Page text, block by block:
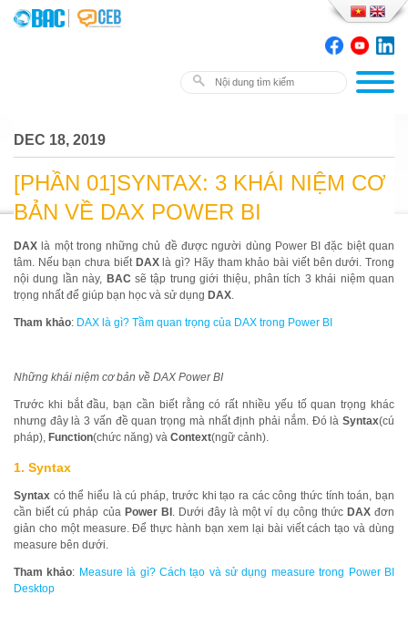
DEC 18, 2019
[PHẦN 01]SYNTAX: 3 KHÁI NIỆM CƠ
BẢN VỀ DAX POWER BI
DAX là một trong những chủ đề được người dùng Power BI đặc biệt quan
tâm. Nếu bạn chưa biết DAX là gì? Hãy tham khảo bài viết bên dưới. Trong
nội dung lần này, BACsẽ tập trung giới thiệu, phân tích 3 khái niệm quan
trọng nhất để giúp bạn học và sử dụng DAX.
Tham khảo: DAX là gì? Tầm quan trọng của DAX trong Power BI
Những khái niệm cơ bản về DAX Power BI
Trước khi bắt đầu, bạn cần biết rằng có rất nhiều yếu tố quan trọng khác
nhưng đây là 3 vấn đề quan trọng mà nhất định phải nắm. Đó là Syntax(cú
pháp), Function(chức năng) và Context(ngữ cảnh).
1. Syntax
Syntax có thể hiểu là cú pháp, trước khi tạo ra các công thức tính toán, bạn
cần biết cú pháp của Power BI . Dưới đây là một ví dụ công thức DAXđơn
giản cho một measure. Để thực hành bạn xem lại bài viết cách tạo và dùng
measure bên dưới.
Tham khảo: Measure là gì? Cách tạo và sử dụng measure trong Power BI
Desktop